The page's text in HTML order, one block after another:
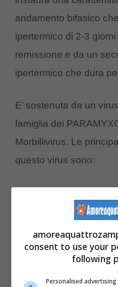
andamento bifasico
ipertermico di 2-3
remissione e da un
ipertermico che dura
E’ sostenuta da un
famiglia dei
Morbillivirus. Le
questo virus sono:
Malattia grave
E’ più frequente
nelle zone umide
Animali portatori
consent to use your
following
Personalised